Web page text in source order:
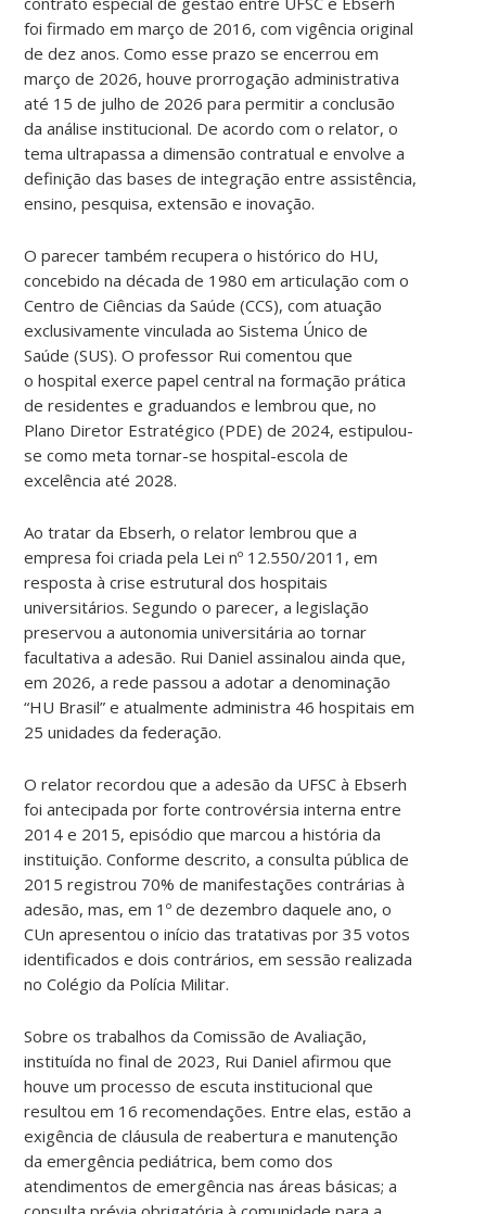
foi firmado em março de 2016, com vigência original
de dez anos. Como esse prazo se encerrou em
março de 2026, houve prorrogação administrativa
até 15 de julho de 2026 para permitir a conclusão
da análise institucional. De acordo com o relator, o
tema ultrapassa a dimensão contratual e envolve a
definição das bases de integração entre assistência,
ensino, pesquisa, extensão e inovação.
O parecer também recupera o histórico do HU,
concebido na década de 1980 em articulação com o
Centro de Ciências da Saúde (CCS), com atuação
exclusivamente vinculada ao Sistema Único de
Saúde (SUS). O professor Rui comentou que
o hospital exerce papel central na formação prática
de residentes e graduandos e lembrou que, no
Plano Diretor Estratégico (PDE) de 2024, estipulou-
se como meta tornar-se hospital-escola de
excelência até 2028.
Ao tratar da Ebserh, o relator lembrou que a
empresa foi criada pela Lei nº 12.550/2011, em
resposta à crise estrutural dos hospitais
universitários. Segundo o parecer, a legislação
preservou a autonomia universitária ao tornar
facultativa a adesão. Rui Daniel assinalou ainda que,
em 2026, a rede passou a adotar a denominação
“HU Brasil” e atualmente administra 46 hospitais em
25 unidades da federação.
O relator recordou que a adesão da UFSC à Ebserh
foi antecipada por forte controvérsia interna entre
2014 e 2015, episódio que marcou a história da
instituição. Conforme descrito, a consulta pública de
2015 registrou 70% de manifestações contrárias à
adesão, mas, em 1º de dezembro daquele ano, o
CUn apresentou o início das tratativas por 35 votos
identificados e dois contrários, em sessão realizada
no Colégio da Polícia Militar.
Sobre os trabalhos da Comissão de Avaliação,
instituída no final de 2023, Rui Daniel afirmou que
houve um processo de escuta institucional que
resultou em 16 recomendações. Entre elas, estão a
exigência de cláusula de reabertura e manutenção
da emergência pediátrica, bem como dos
atendimentos de emergência nas áreas básicas; a